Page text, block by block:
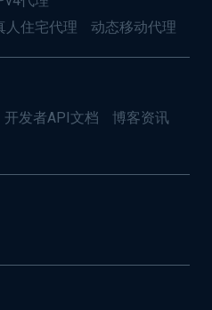
人住宅代理 动态移动代理
开发者API文档
博客资讯